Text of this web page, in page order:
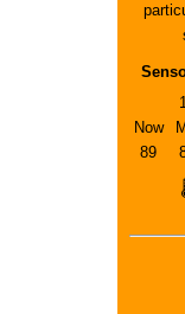
Now
89